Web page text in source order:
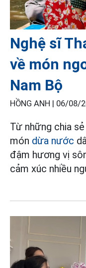
Nghệ sĩ
về món
Nam Bộ
HỒNG ANH | 06/08/
Từ những chia
món dừa nước
đậm hương vị
cảm xúc nhiều